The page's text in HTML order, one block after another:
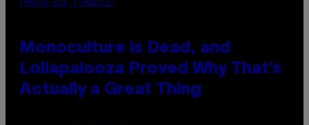
(PHOTO VIA T-MOBILE)
Monoculture is Dead, and
Lollapalooza Proved Why That’s
Actually a Great Thing